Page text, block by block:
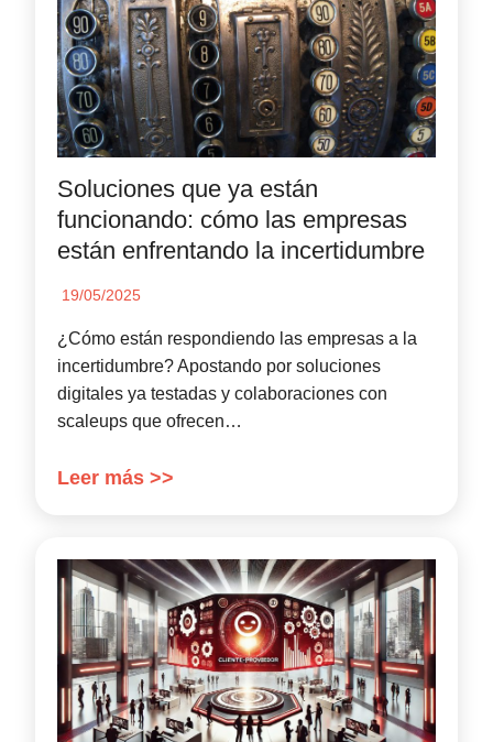
Soluciones que ya están
funcionando: cómo las empresas
están enfrentando la incertidumbre
19/05/2025
¿Cómo están respondiendo las empresas a la
incertidumbre? Apostando por soluciones
digitales ya testadas y colaboraciones con
scaleups que ofrecen…
Leer más >>